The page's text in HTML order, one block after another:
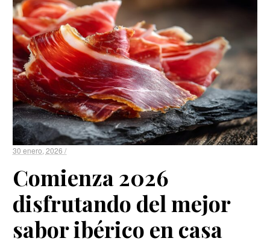
30 enero, 2026 /
Comienza 2026
disfrutando del mejor
sabor ibérico en casa